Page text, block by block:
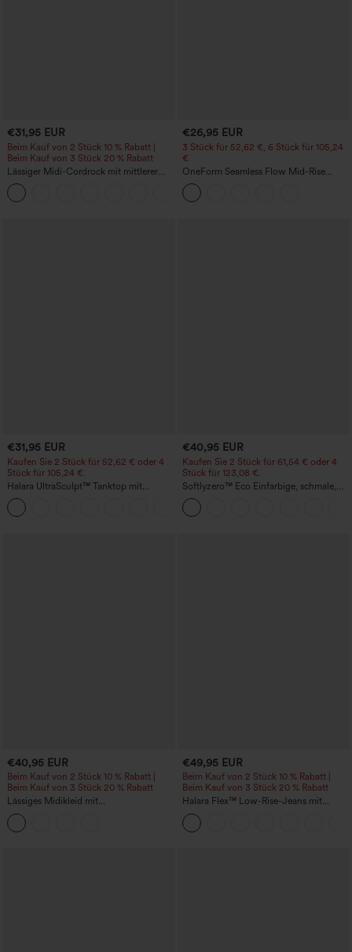
€31,95 EUR
Beim Kauf von 2 Stück 10 % Rabatt |
Beim Kauf von 3 Stück 20 % Rabatt
Lässiger Midi-Cordrock mit mittlerer
Bundhöhe und vorderseitiger
Klapptasche
€26,95 EUR
3 Stück für 52,62 €, 6 Stück für 105,24
€
OneForm Seamless Flow Mid-Rise
Yoga-Leggings - mittelhoher Bund,
bauchformend und mit Po-Lifting-
Effekt
€31,95 EUR
Kaufen Sie 2 Stück für 52,62 € oder 4
Stück für 105,24 €.
Halara UltraSculpt™ Tanktop mit
Rundhalsausschnitt und
geschwungenem Saum
€40,95 EUR
Kaufen Sie 2 Stück für 61,54 € oder 4
Stück für 123,08 €.
Softlyzero™ Eco Einfarbige, schmale,
hoch taillierte Wanderhose mit
mehreren Taschen
€40,95 EUR
Beim Kauf von 2 Stück 10 % Rabatt |
Beim Kauf von 3 Stück 20 % Rabatt
Lässiges Midikleid mit
Rundhalsausschnitt, integriertem BH,
ärmellos und Rüschensaum
€49,95 EUR
Beim Kauf von 2 Stück 10 % Rabatt |
Beim Kauf von 3 Stück 20 % Rabatt
Halara Flex™ Low-Rise-Jeans mit
Reißverschlusstaschen, gewaschen,
baggy mit weitem Bein, lässig